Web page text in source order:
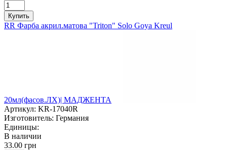
Купить
RR Фарба акрил.матова "Triton" Solo Goya Kreul
20мл(фасов.ЛХ)| МАДЖЕНТА
Артикул: KR-17040R
Изготовитель: Германия
Единицы:
В наличии
33.00 грн